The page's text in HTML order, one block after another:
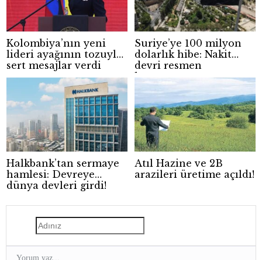
Kolombiya’nın yeni
lideri ayağının tozuyla
sert mesajlar verdi
Suriye’ye 100 milyon
dolarlık hibe: Nakit
devri resmen
kapanıyor
Halkbank’tan sermaye
hamlesi: Devreye
dünya devleri girdi!
Atıl Hazine ve 2B
arazileri üretime açıldı!